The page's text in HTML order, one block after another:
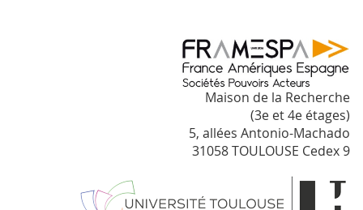
Maison de la Recherche
(3e et 4e étages)
5, allées Antonio-Machado
31058 TOULOUSE Cedex 9